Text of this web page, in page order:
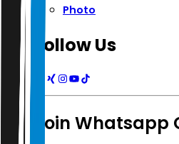
Photo
Follow Us
Join Whatsapp